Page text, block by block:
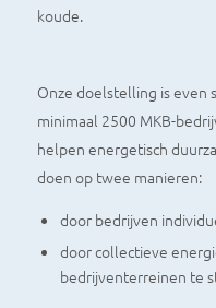
koude.
Onze doelstelling is even
minimaal 2500 MKB-
helpen energetisch
doen op twee manieren:
door bedrijven
door collectieve
bedrijventerreinen te